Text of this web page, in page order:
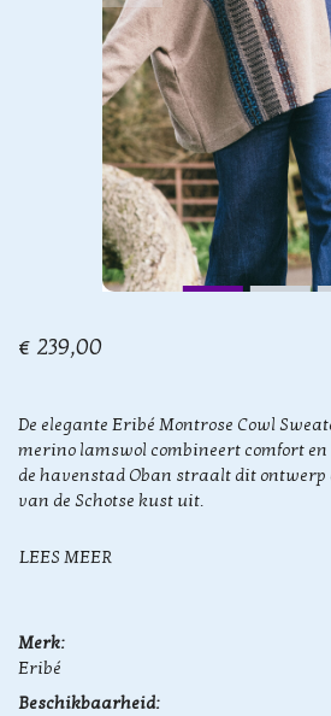
€ 239,00
De elegante Eribé Montrose Cowl
merino lamswol combineert comfort
de havenstad Oban straalt dit ontwerp
van de Schotse kust uit.
LEES MEER
Merk:
Eribé
Beschikbaarheid: